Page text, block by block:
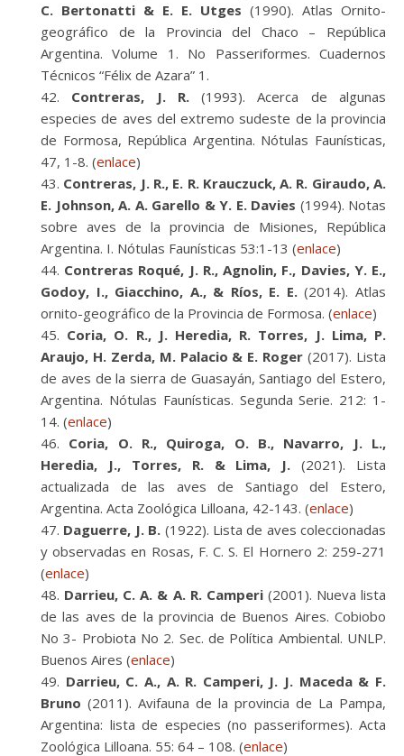
C. Bertonatti & E. E. Utges (1990). Atlas Ornito-
geográfico de la Provincia del Chaco – República
Argentina. Volume 1. No Passeriformes. Cuadernos
Técnicos “Félix de Azara” 1.
Contreras, J. R.(1993). Acerca de algunas
especies de aves del extremo sudeste de la provincia
de Formosa, República Argentina. Nótulas Faunísticas,
47, 1-8. (enlace)
Contreras, J. R., E. R. Krauczuck, A. R. Giraudo, A.
E. Johnson, A. A. Garello & Y. E. Davies (1994). Notas
sobre aves de la provincia de Misiones, República
Argentina. I. Nótulas Faunísticas 53:1-13 (enlace)
Contreras Roqué, J. R., Agnolin, F., Davies, Y. E.,
Godoy, I., Giacchino, A., & Ríos, E. E.(2014). Atlas
ornito-geográfico de la Provincia de Formosa. (enlace)
Coria, O. R., J. Heredia, R. Torres, J. Lima, P.
Araujo, H. Zerda, M. Palacio & E. Roger (2017). Lista
de aves de la sierra de Guasayán, Santiago del Estero,
Argentina. Nótulas Faunísticas. Segunda Serie. 212: 1-
14. (enlace)
Coria, O. R., Quiroga, O. B., Navarro, J. L.,
Heredia, J., Torres, R. & Lima, J. (2021). Lista
actualizada de las aves de Santiago del Estero,
Argentina. Acta Zoológica Lilloana, 42-143. (enlace)
Daguerre, J. B. (1922). Lista de aves coleccionadas
y observadas en Rosas, F. C. S. El Hornero 2: 259-271
(enlace)
Darrieu, C. A. & A. R. Camperi(2001). Nueva lista
de las aves de la provincia de Buenos Aires. Cobiobo
No 3- Probiota No 2. Sec. de Política Ambiental. UNLP.
Buenos Aires (enlace)
Darrieu, C. A., A. R. Camperi, J. J. Maceda & F.
Bruno (2011). Avifauna de la provincia de La Pampa,
Argentina: lista de especies (no passeriformes). Acta
Zoológica Lilloana. 55: 64 – 108. (enlace)